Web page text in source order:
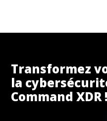
Transformez
la
Command XDR !